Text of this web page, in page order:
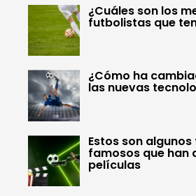
¿Cuáles son los
futbolistas que
¿Cómo ha
las nuevas
Estos son
famosos que han
películas